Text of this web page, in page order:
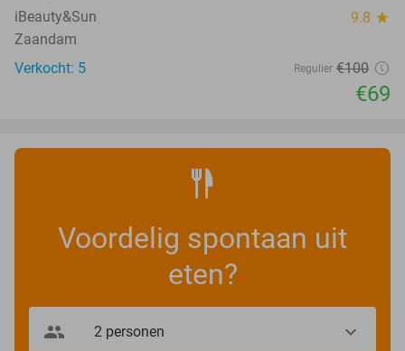
iBeauty&Sun 9.8 star
Zaandam
Verkocht: 5
Regulier €100
€69
Voordelig spontaan uit
eten?